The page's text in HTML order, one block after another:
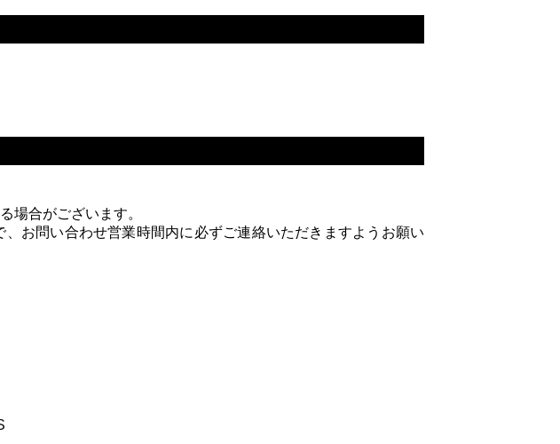
場合がございます。
お問い合わせ営業時間内に必ずご連絡いただきますようお願い